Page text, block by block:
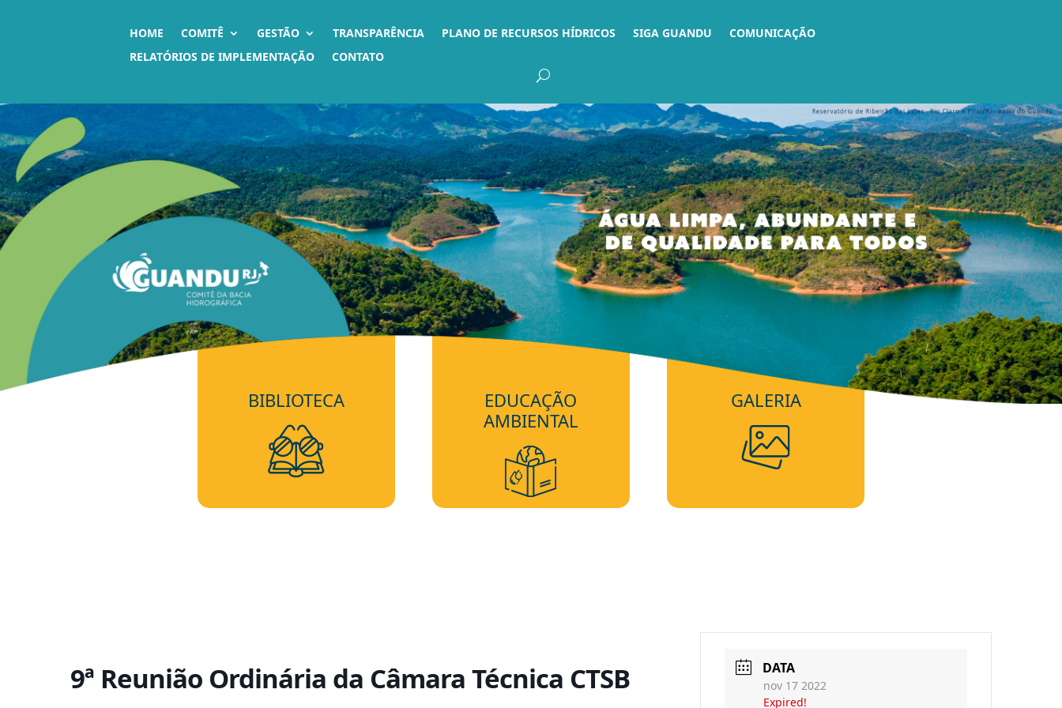
HOME COMITÊ GESTÃO TRANSPARÊNCIA PLANO DE RECURSOS HÍDRICOS SIGA GUANDU
COMUNICAÇÃO
RELATÓRIOS DE IMPLEMENTAÇÃO
CONTATO
BIBLIOTECA
EDUCAÇÃO
AMBIENTAL
GALERIA
9ª Reunião Ordinária da Câmara Técnica CTSB DATA
nov 17 2022
Expired!